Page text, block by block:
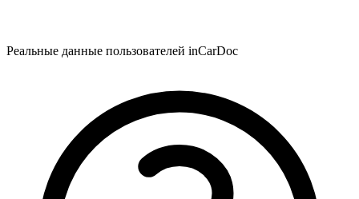
Реальные данные пользователей inCarDoc